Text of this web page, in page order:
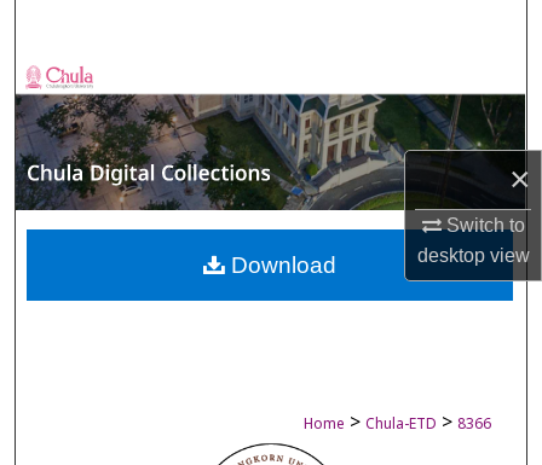
×
Switch to
desktopview
Browse Collections
My Account
About
Digital Commons Network™
Home > Chula-ETD > 8366
Download